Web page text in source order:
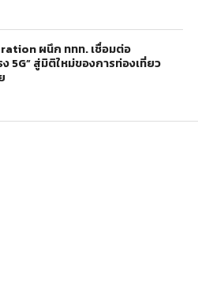
ผนึก ททท. เชื่อมต่อ
สู่มิติใหม่ของการท่องเที่ยว